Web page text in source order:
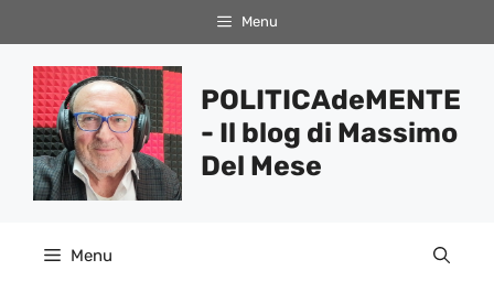
al
contenuto
Menu
POLITICAdeMENTE
- Il blog di Massimo
Del Mese
Menu